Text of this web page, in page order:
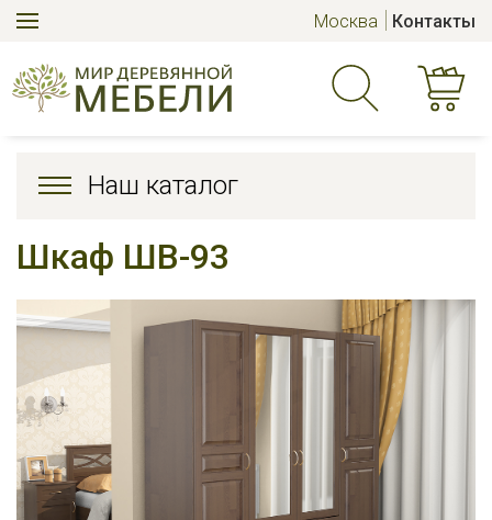
Москва Контакты
Наш каталог
Шкаф ШВ-93